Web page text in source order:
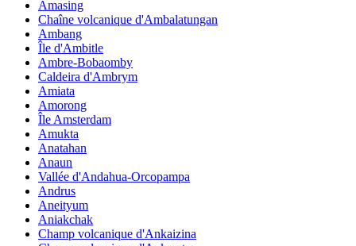
Amasing
Chaîne volcanique d'Ambalatungan
Ambang
Île d'Ambitle
Ambre-Bobaomby
Caldeira d'Ambrym
Amiata
Amorong
Île Amsterdam
Amukta
Anatahan
Anaun
Vallée d'Andahua-Orcopampa
Andrus
Aneityum
Aniakchak
Champ volcanique d'Ankaizina